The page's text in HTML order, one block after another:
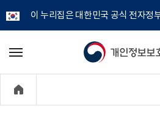
이 누리집은 대한민국 공식 전자정
개
정
메
기